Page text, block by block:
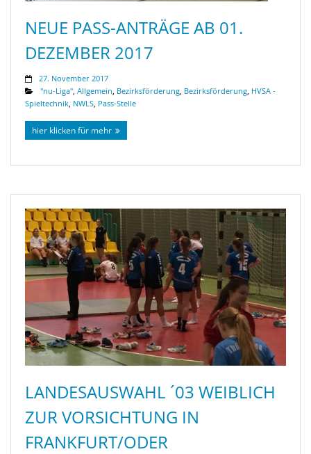
NEUE PASS-ANTRÄGE AB 01.
DEZEMBER 2017
27. November 2017
"nu-Liga", Allgemein, Bezirksförderung, Bezirksförderung, HVSA -
Spieltechnik, NWLS, Pass-Stelle
hier klicken für mehr
LANDESAUSWAHL ´03 WEIBLICH
ZUR VORSICHTUNG IN
FRANKFURT/ODER